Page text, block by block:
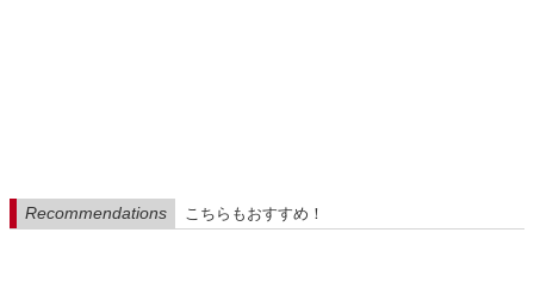
Recommendations こちらもおすすめ！